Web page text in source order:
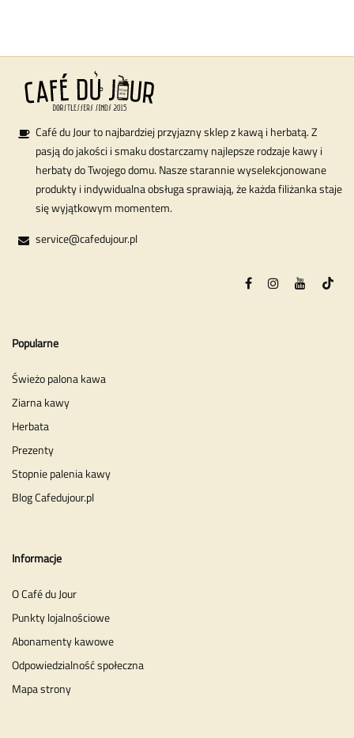
Café du Jour to najbardziej przyjazny sklep z kawą i herbatą. Z
pasją do jakości i smaku dostarczamy najlepsze rodzaje kawy i
herbaty do Twojego domu. Nasze starannie wyselekcjonowane
produkty i indywidualna obsługa sprawiają, że każda filiżanka staje
się wyjątkowym momentem.
service@cafedujour.pl
Popularne
Świeżo palona kawa
Ziarna kawy
Herbata
Prezenty
Stopnie palenia kawy
Blog Cafedujour.pl
Informacje
O Café du Jour
Punkty lojalnościowe
Abonamenty kawowe
Odpowiedzialność społeczna
Mapa strony